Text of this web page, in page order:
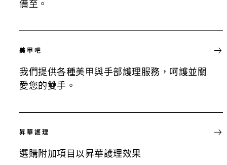
備至。
美甲吧
我們提供各種美甲與手部護理服務，呵護並關
愛您的雙手。
昇華護理
選購附加項目以昇華護理效果